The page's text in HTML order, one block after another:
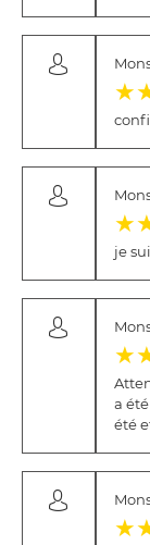
(*)
★ (*)
(*)
★ (*)
je
(*)
★ (*)
a
été
(*)
★ (*)